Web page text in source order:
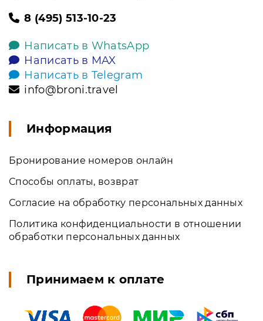
8 (495) 513-10-23
Написать в WhatsApp
Написать в MAX
Написать в Telegram
info@broni.travel
Информация
Бронирование номеров онлайн
Способы оплаты, возврат
Согласие на обработку персональных данных
Политика конфиденциальности в отношении
обработки персональных данных
Принимаем к оплате